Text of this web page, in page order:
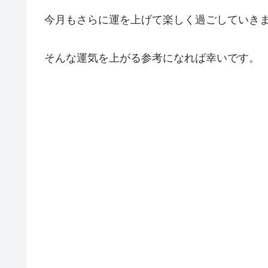
今月もさらに運を上げて楽しく過ごしていき
そんな運気を上がる参考になれば幸いです。